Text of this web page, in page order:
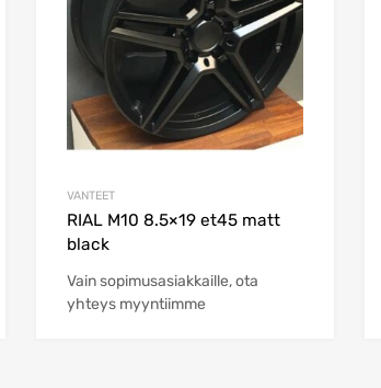
VANTEET
RIAL M10 8.5×19 et45 matt
black
Vain sopimusasiakkaille, ota
yhteys myyntiimme